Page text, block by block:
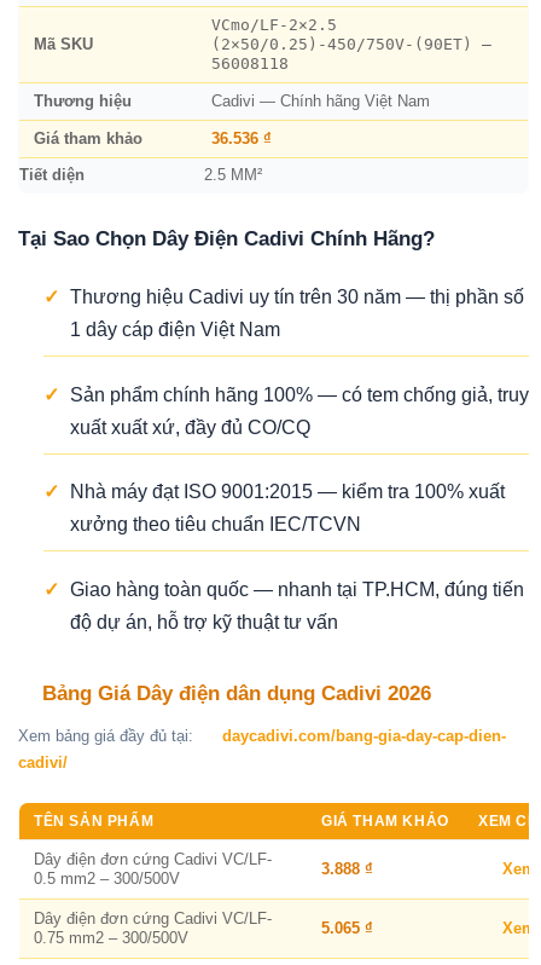
Mã SKU
VCmo/LF-2×2.5
(2×50/0.25)-450/750V-(90ET) –
56008118
Thương hiệu Cadivi — Chính hãng Việt Nam
Giá tham khảo 36.536 ₫
Tiết diện 2.5 MM²
Tại Sao Chọn Dây Điện Cadivi Chính Hãng?
✓ Thương hiệu Cadivi uy tín trên 30 năm — thị phần số
1 dây cáp điện Việt Nam
✓
Sản phẩm chính hãng 100% — có tem chống giả, truy
xuất xuất xứ, đầy đủ CO/CQ
✓
Nhà máy đạt ISO 9001:2015 — kiểm tra 100% xuất
xưởng theo tiêu chuẩn IEC/TCVN
✓ Giao hàng toàn quốc — nhanh tại TP.HCM, đúng tiến
độ dự án, hỗ trợ kỹ thuật tư vấn
Bảng Giá Dây điện dân dụng Cadivi 2026
Xem bảng giá đầy đủ tại:
daycadivi.com/bang-gia-day-cap-dien-
cadivi/
TÊN SẢN PHẨM GIÁ THAM KHẢO XEM
Dây điện đơn cứng Cadivi VC/LF-
0.5 mm2 – 300/500V
3.888 ₫
Dây điện đơn cứng Cadivi VC/LF-
0.75 mm2 – 300/500V
5.065 ₫